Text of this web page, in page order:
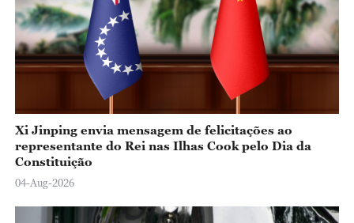
Xi Jinping envia mensagem de felicitações ao
representante do Rei nas Ilhas Cook pelo Dia da
Constituição
04-Aug-2026